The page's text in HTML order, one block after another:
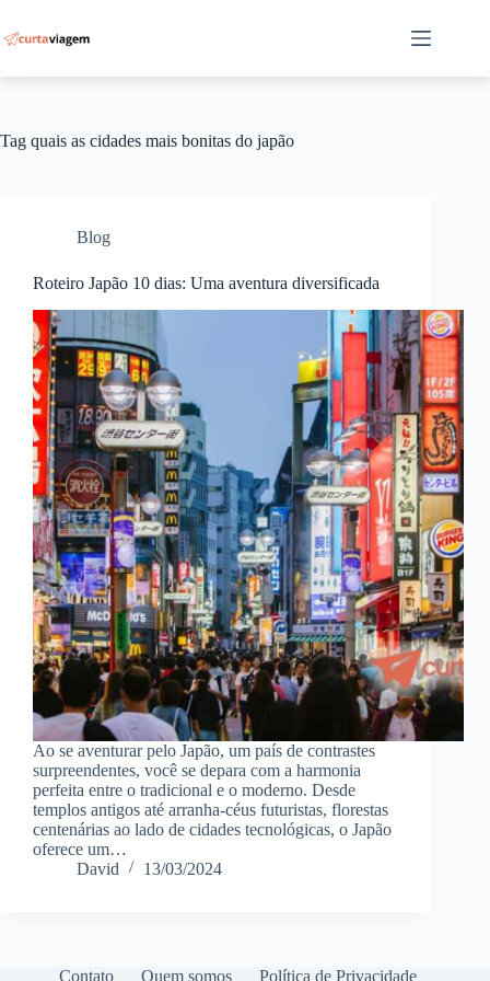
para
o
Tag quais as cidades mais bonitas do japão
Blog
Roteiro Japão 10 dias: Uma aventura diversificada
Ao se aventurar pelo Japão, um país de contrastes
surpreendentes, você se depara com a harmonia
perfeita entre o tradicional e o moderno. Desde
templos antigos até arranha-céus futuristas, florestas
centenárias ao lado de cidades tecnológicas, o Japão
oferece um…
David
13/03/2024
Contato Quem somos Política de Privacidade